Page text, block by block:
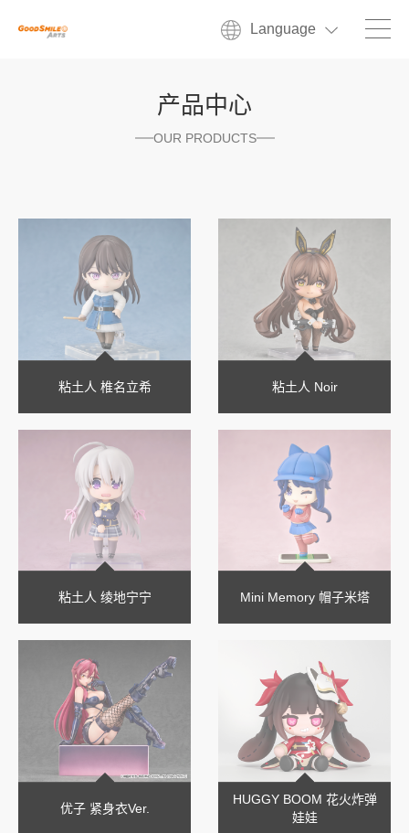
Language
产品中心
OUR PRODUCTS
粘土人 椎名立希 粘土人 Noir
粘土人 绫地宁宁 Mini Memory 帽子米塔
优子 紧身衣Ver.
HUGGY BOOM 花火炸弹
娃娃